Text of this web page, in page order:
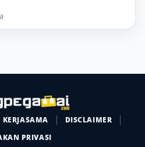
KERJASAMA
DISCLAIMER
PRIVASI